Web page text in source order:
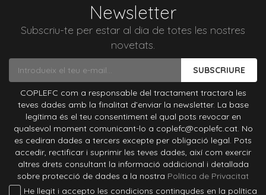
Newsletter
Subscriu-te per estar al dia de totes les nostres
novetats.
SUBSCRIURE
COPLEFC com a responsable del tractament tractarà les
teves dades amb la finalitat d’enviar la newsletter. La base
legítima és el teu consentiment el qual pots revocar en
qualsevol moment comunicant-lo a coplefc@coplefc.cat. No
es cediran dades a tercers excepte per obligació legal. Pots
accedir, rectificar i suprimir les teves dades, així com exercir
altres drets consultant la informació addicional i detallada
sobre protecció de dades a la nostra Política de Privacitat
He llegit i accepto les condicions contingudes en la política